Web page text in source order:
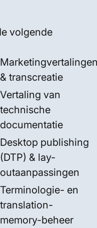
volgende
& transcreatie
Vertaling van
technische
documentatie
Desktop publishing
(DTP) & lay-
outaanpassingen
Terminologie- en
translation-
memory-beheer